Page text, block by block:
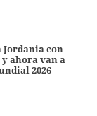
Jordania con
y ahora van a
2026